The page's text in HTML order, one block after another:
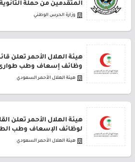
المتقدمين من حملة الثانوية
وزارة الحرس الوطني
هيئة الهلال الأحمر تعلن
وظائف إسعاف وطب
هيئة الهلال الأحمر السعودي
هيئة الهلال الأحمر تعلن
لوظائف الإسعاف وطب
هيئة الهلال الأحمر السعودي